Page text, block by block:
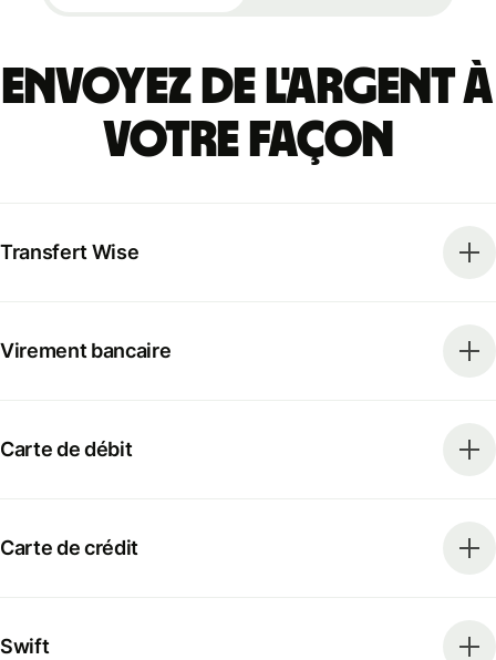
Envoyez de l'argent à
votre façon
Transfert Wise
Virement bancaire
Carte de débit
Carte de crédit
Swift